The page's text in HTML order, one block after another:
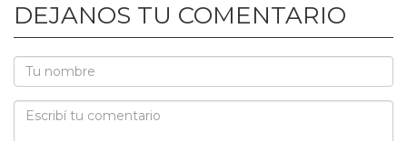
DEJANOS TU COMENTARIO